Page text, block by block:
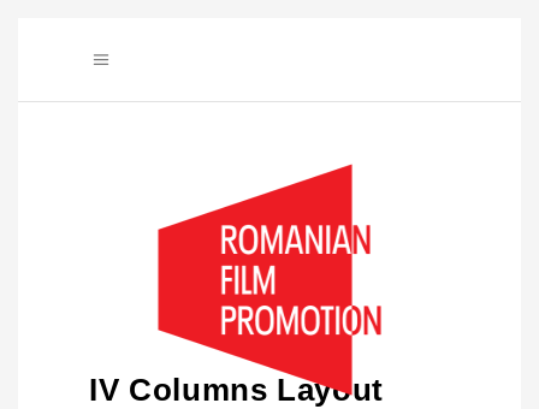
IV Columns Layout